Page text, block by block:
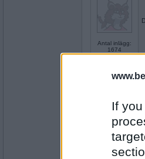
If
Antal inlägg:
1674
22361